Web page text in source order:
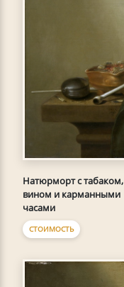
Натюрморт с табаком,
вином и карманными
часами
СТОИМОСТЬ